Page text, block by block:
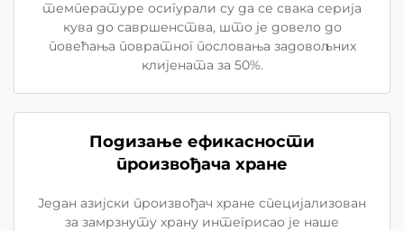
температуре осигурали су да се свака серија
кува до савршенства, што је довело до
повећања повратног пословања задовољних
клијената за 50%.
Подизање ефикасности
произвођача хране
Један азијски произвођач хране специјализован
за замрзнуту храну интегрисао је наше